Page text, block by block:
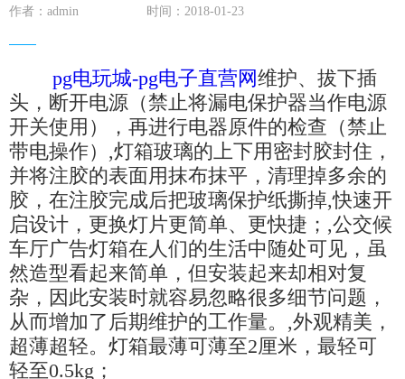
作者：admin 时间：2018-01-23
pg电玩城-pg电子直营网维护、拔下插
头，断开电源（禁止将漏电保护器当作电源
开关使用），再进行电器原件的检查（禁止
带电操作）,灯箱玻璃的上下用密封胶封住，
并将注胶的表面用抹布抹平，清理掉多余的
胶，在注胶完成后把玻璃保护纸撕掉,快速开
启设计，更换灯片更简单、更快捷；,公交候
车厅广告灯箱在人们的生活中随处可见，虽
然造型看起来简单，但安装起来却相对复
杂，因此安装时就容易忽略很多细节问题，
从而增加了后期维护的工作量。,外观精美，
超薄超轻。灯箱最薄可薄至2厘米，最轻可
轻至0.5kg；